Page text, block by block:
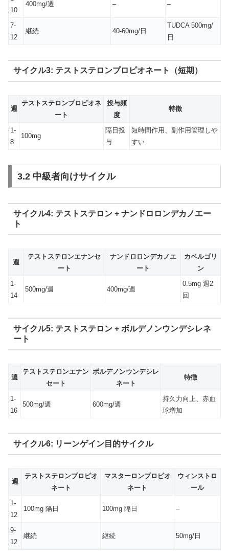
10
400mg/週 – –
7-
12
継続 40-60mg/日
TUDCA 500mg/
日
サイクル3: テストステロンプロピオネート（短期）
週
テストステロンプロピオネ
ート
投与頻
度
特徴
1-
8
100mg
隔日投
与
短時間作用、副作用管理しや
すい
3.2 中級者向けサイクル
サイクル4: テストステロン + ナンドロロンデカノエー
ト
週
テストステロンエナンセ
ート
ナンドロロンデカノエ
ート
カベルゴリ
ン
1-
14
500mg/週 400mg/週
0.5mg 週2
回
サイクル5: テストステロン + ボルデノンウンデシレネ
ート
週
テストステロンエナン
セート
ボルデノンウンデシレ
ネート
特徴
1-
16
500mg/週 600mg/週
持久力向上、赤血
球増加
サイクル6: リーンゲイン目的サイクル
週
テストステロンプロピオ
ネート
マスターロンプロピオ
ネート
ウィンストロ
ール
1-
12
100mg 隔日 100mg 隔日 –
9-
12
継続 継続 50mg/日